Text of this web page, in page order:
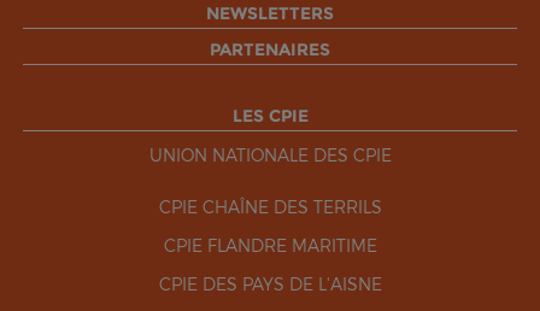
NEWSLETTERS
PARTENAIRES
LES CPIE
UNION NATIONALE DES CPIE
CPIE CHAÎNE DES TERRILS
CPIE FLANDRE MARITIME
CPIE DES PAYS DE L'AISNE